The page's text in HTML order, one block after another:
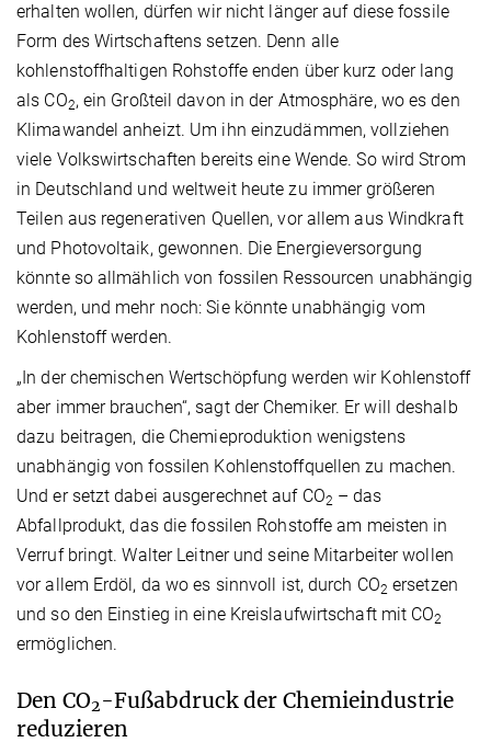
erhalten wollen, dürfen wir nicht länger auf diese fossile
Form des Wirtschaftens setzen. Denn alle
kohlenstoffhaltigen Rohstoffe enden über kurz oder lang
als CO2, ein Großteil davon in der Atmosphäre, wo es den
Klimawandel anheizt. Um ihn einzudämmen, vollziehen
viele Volkswirtschaften bereits eine Wende. So wird Strom
in Deutschland und weltweit heute zu immer größeren
Teilen aus regenerativen Quellen, vor allem aus Windkraft
und Photovoltaik, gewonnen. Die Energieversorgung
könnte so allmählich von fossilen Ressourcen unabhängig
werden, und mehr noch: Sie könnte unabhängig vom
Kohlenstoff werden.
„In der chemischen Wertschöpfung werden wir Kohlenstoff
aber immer brauchen“, sagt der Chemiker. Er will deshalb
dazu beitragen, die Chemieproduktion wenigstens
unabhängig von fossilen Kohlenstoffquellen zu machen.
Und er setzt dabei ausgerechnet auf CO2 – das
Abfallprodukt, das die fossilen Rohstoffe am meisten in
Verruf bringt. Walter Leitner und seine Mitarbeiter wollen
vor allem Erdöl, da wo es sinnvoll ist, durch CO2 ersetzen
und so den Einstieg in eine Kreislaufwirtschaft mit CO2
ermöglichen.
Den CO2-Fußabdruck der Chemieindustrie
reduzieren